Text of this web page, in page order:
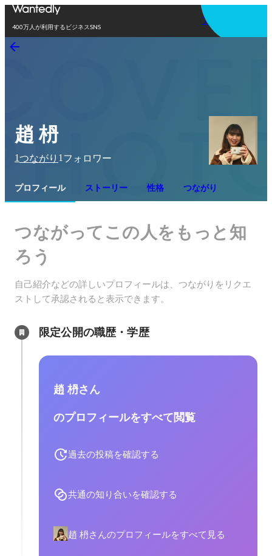
400万人が利用するビジネスSNS
アプリを使う
趙 枬
1つながり 1 フォロワー
プロフィール ストーリー 性格 つながり
つながってこの人をもっと知
ろう
自己紹介などの詳しいプロフィールは、つながりをリクエ
ストして承認されると表示できます。
限定公開の職歴・学歴
趙 枬さん
のプロフィールをすべて閲覧
過去の投稿を確認する
共通の知り合いを確認する
趙 枬さんのプロフィールをすべて見る